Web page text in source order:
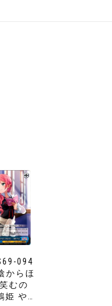
094
からほ
むの
姫 やち